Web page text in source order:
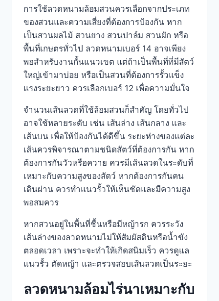
การใช้ลวดหนามล้อมสวนควรเลือกจากประเภท
ของสวนและความเสี่ยงที่ต้องการป้องกัน หาก
เป็นสวนผลไม้ สวนยาง สวนปาล์ม สวนผัก หรือ
พื้นที่เกษตรทั่วไป ลวดหนามเบอร์ 14 อาจเพียง
พอสำหรับงานกั้นแนวเขต แต่ถ้าเป็นพื้นที่ที่มีสัตว์
ใหญ่เข้ามาบ่อย หรือเป็นสวนที่ต้องการรั้วแข็ง
แรงระยะยาว ควรเลือกเบอร์ 12 เพื่อความมั่นใจ
จำนวนเส้นลวดที่ใช้ล้อมสวนก็สำคัญ โดยทั่วไป
อาจใช้หลายระดับ เช่น เส้นล่าง เส้นกลาง และ
เส้นบน เพื่อให้ป้องกันได้ดีขึ้น ระยะห่างของแต่ละ
เส้นควรพิจารณาตามชนิดสัตว์ที่ต้องการกัน หาก
ต้องการกันวัวหรือควาย ควรมีเส้นลวดในระดับที่
เหมาะกับความสูงของสัตว์ หากต้องการกันคน
เดินผ่าน ควรทำแนวรั้วให้เห็นชัดและมีความสูง
พอสมควร
หากสวนอยู่ในพื้นที่ชื้นหรือมีหญ้ารก ควรระวัง
เส้นล่างของลวดหนามไม่ให้สัมผัสดินหรือน้ำขัง
ตลอดเวลา เพราะจะทำให้เกิดสนิมเร็ว ควรดูแล
แนวรั้ว ตัดหญ้า และตรวจสอบเส้นลวดเป็นระยะ
ลวดหนามล้อมไร่นาเหมาะกับ